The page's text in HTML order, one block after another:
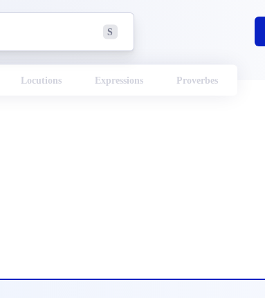
S
Locutions Expressions Proverbes